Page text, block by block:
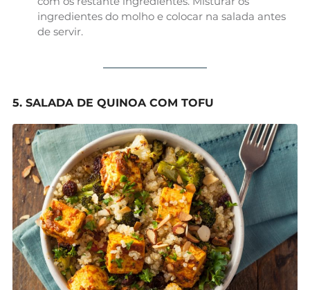
ingredientes do molho e colocar na salada antes
de servir.
5. SALADA DE QUINOA COM TOFU